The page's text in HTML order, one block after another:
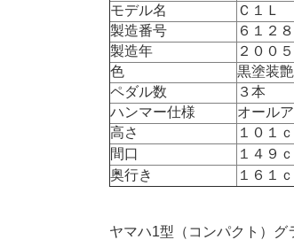
モデル名
Ｃ１Ｌ
製造番号
６１２
製造年
２００
色
黒塗装
ペダル数
３本
ハンマー仕様
オール
高さ
１０１
間口
１４９
奥行き
１６１
ヤマハ1型（コンパクト）グ